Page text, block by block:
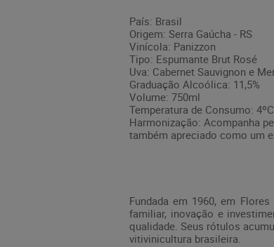
País: Brasil
Origem: Serra Gaúcha - RS
Vinícola: Panizzon
Tipo: Espumante Brut Rosé
Uva: Cabernet Sauvignon e
Graduação Alcoólica: 11,5%
Volume: 750ml
Temperatura de Consumo:
Harmonização: Acompanha
também apreciado como um
Fundada em 1960, em
familiar, inovação e
qualidade. Seus rótulos
vitivinicultura brasileira.